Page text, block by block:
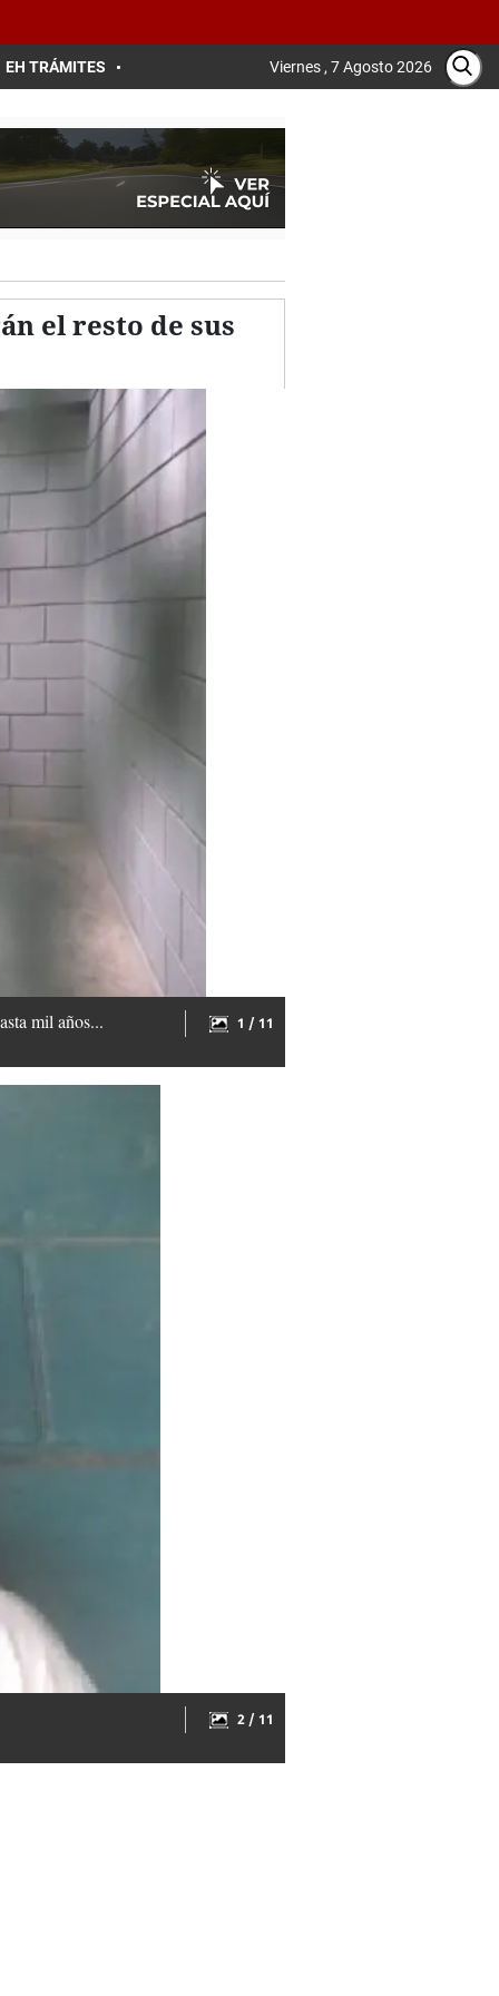
EH TRÁMITES Viernes , 7 Agosto 2026
el resto de sus
mil años...
1 / 11
2 / 11